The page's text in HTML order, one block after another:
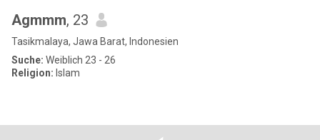
Agmmm, 23
Tasikmalaya, Jawa Barat, Indonesien
Suche: Weiblich 23 - 26
Religion: Islam